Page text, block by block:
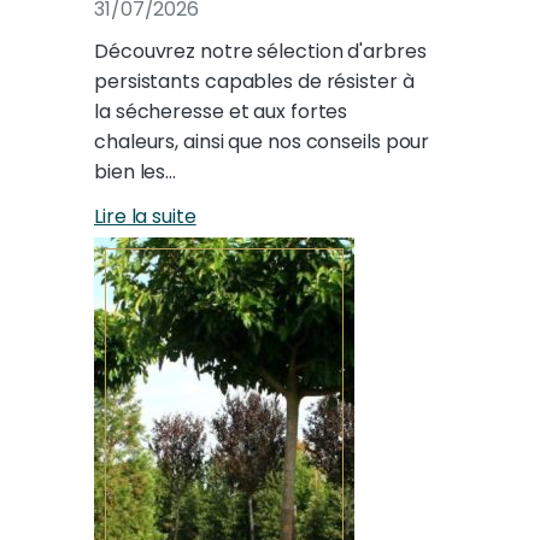
31/07/2026
Découvrez notre sélection d'arbres
persistants capables de résister à
la sécheresse et aux fortes
chaleurs, ainsi que nos conseils pour
bien les…
Lire la suite